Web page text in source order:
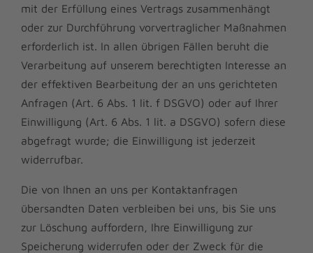
mit der Erfüllung eines Vertrags zusammenhängt
oder zur Durchführung vorvertraglicher Maßnahmen
erforderlich ist. In allen übrigen Fällen beruht die
Verarbeitung auf unserem berechtigten Interesse an
der effektiven Bearbeitung der an uns gerichteten
Anfragen (Art. 6 Abs. 1 lit. f DSGVO) oder auf Ihrer
Einwilligung (Art. 6 Abs. 1 lit. a DSGVO) sofern diese
abgefragt wurde; die Einwilligung ist jederzeit
widerrufbar.
Die von Ihnen an uns per Kontaktanfragen
übersandten Daten verbleiben bei uns, bis Sie uns
zur Löschung auffordern, Ihre Einwilligung zur
Speicherung widerrufen oder der Zweck für die